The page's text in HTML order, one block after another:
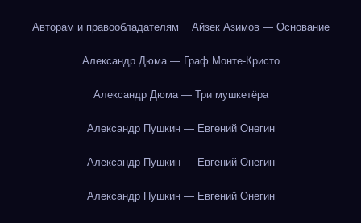
Авторам и правообладателям Айзек Азимов — Основание
Александр Дюма — Граф Монте-Кристо
Александр Дюма — Три мушкетёра
Александр Пушкин — Евгений Онегин
Александр Пушкин — Евгений Онегин
Александр Пушкин — Евгений Онегин